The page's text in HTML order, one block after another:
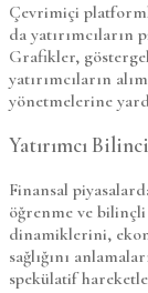
Çevrimiçi
da yatırımcıların
Grafikler,
yatırımcıların
yönetmelerine
Yatırımcı
Finansal
öğrenme ve bilinçli
dinamiklerini,
sağlığını
spekülatif